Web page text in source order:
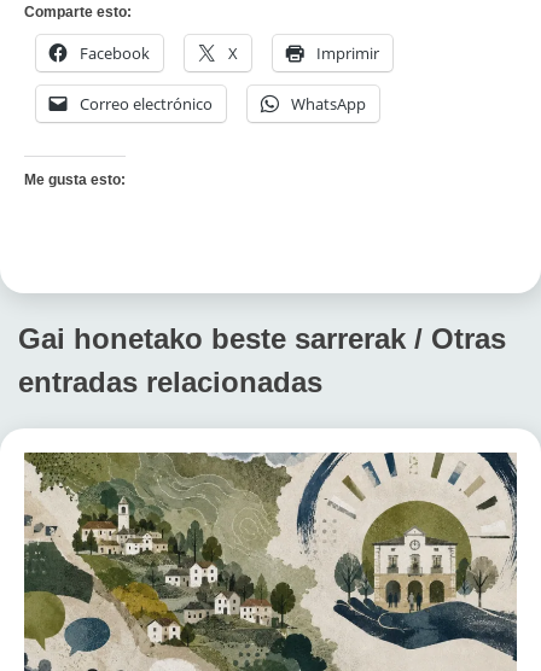
Comparte esto:
Facebook X Imprimir
Correo electrónico WhatsApp
Me gusta esto:
Gai honetako beste sarrerak / Otras
entradas relacionadas